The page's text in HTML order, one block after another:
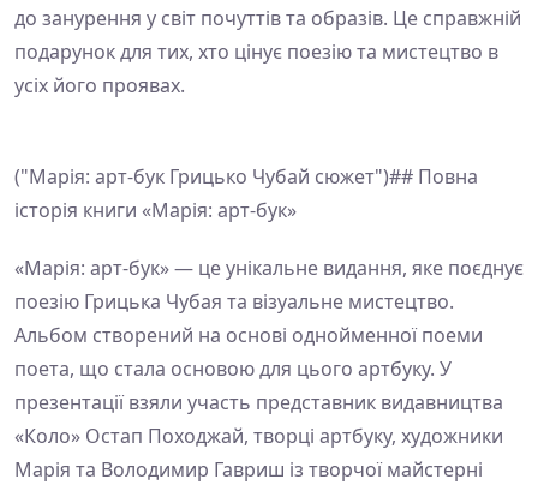
до занурення у світ почуттів та образів. Це справжній
подарунок для тих, хто цінує поезію та мистецтво в
усіх його проявах.
("Марія: арт-бук Грицько Чубай сюжет")## Повна
історія книги «Марія: арт-бук»
«Марія: арт-бук» — це унікальне видання, яке поєднує
поезію Грицька Чубая та візуальне мистецтво.
Альбом створений на основі однойменної поеми
поета, що стала основою для цього артбуку. У
презентації взяли участь представник видавництва
«Коло» Остап Походжай, творці артбуку, художники
Марія та Володимир Гавриш із творчої майстерні